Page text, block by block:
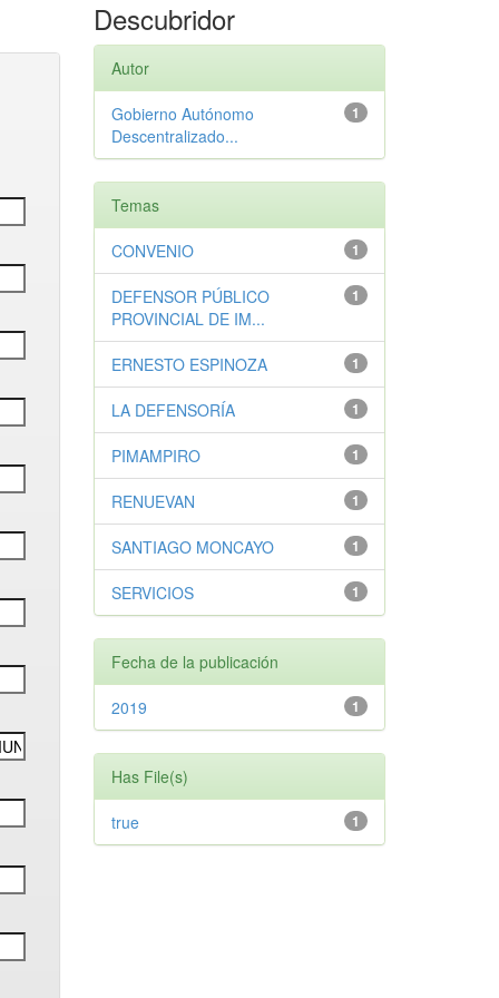
Descubridor
Autor
1
Gobierno Autónomo
Descentralizado...
Temas
1
CONVENIO
1
DEFENSOR PÚBLICO
PROVINCIAL DE IM...
1
ERNESTO ESPINOZA
1
LA DEFENSORÍA
1
PIMAMPIRO
1
RENUEVAN
1
SANTIAGO MONCAYO
1
SERVICIOS
Fecha de la publicación
1
2019
Has File(s)
1
true